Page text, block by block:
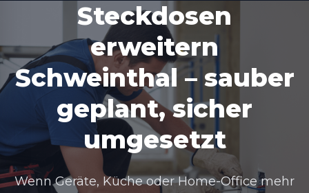
Steckdosen
erweitern
Schweinthal – sauber
geplant, sicher
umgesetzt
Wenn Geräte, Küche oder Home-Office mehr